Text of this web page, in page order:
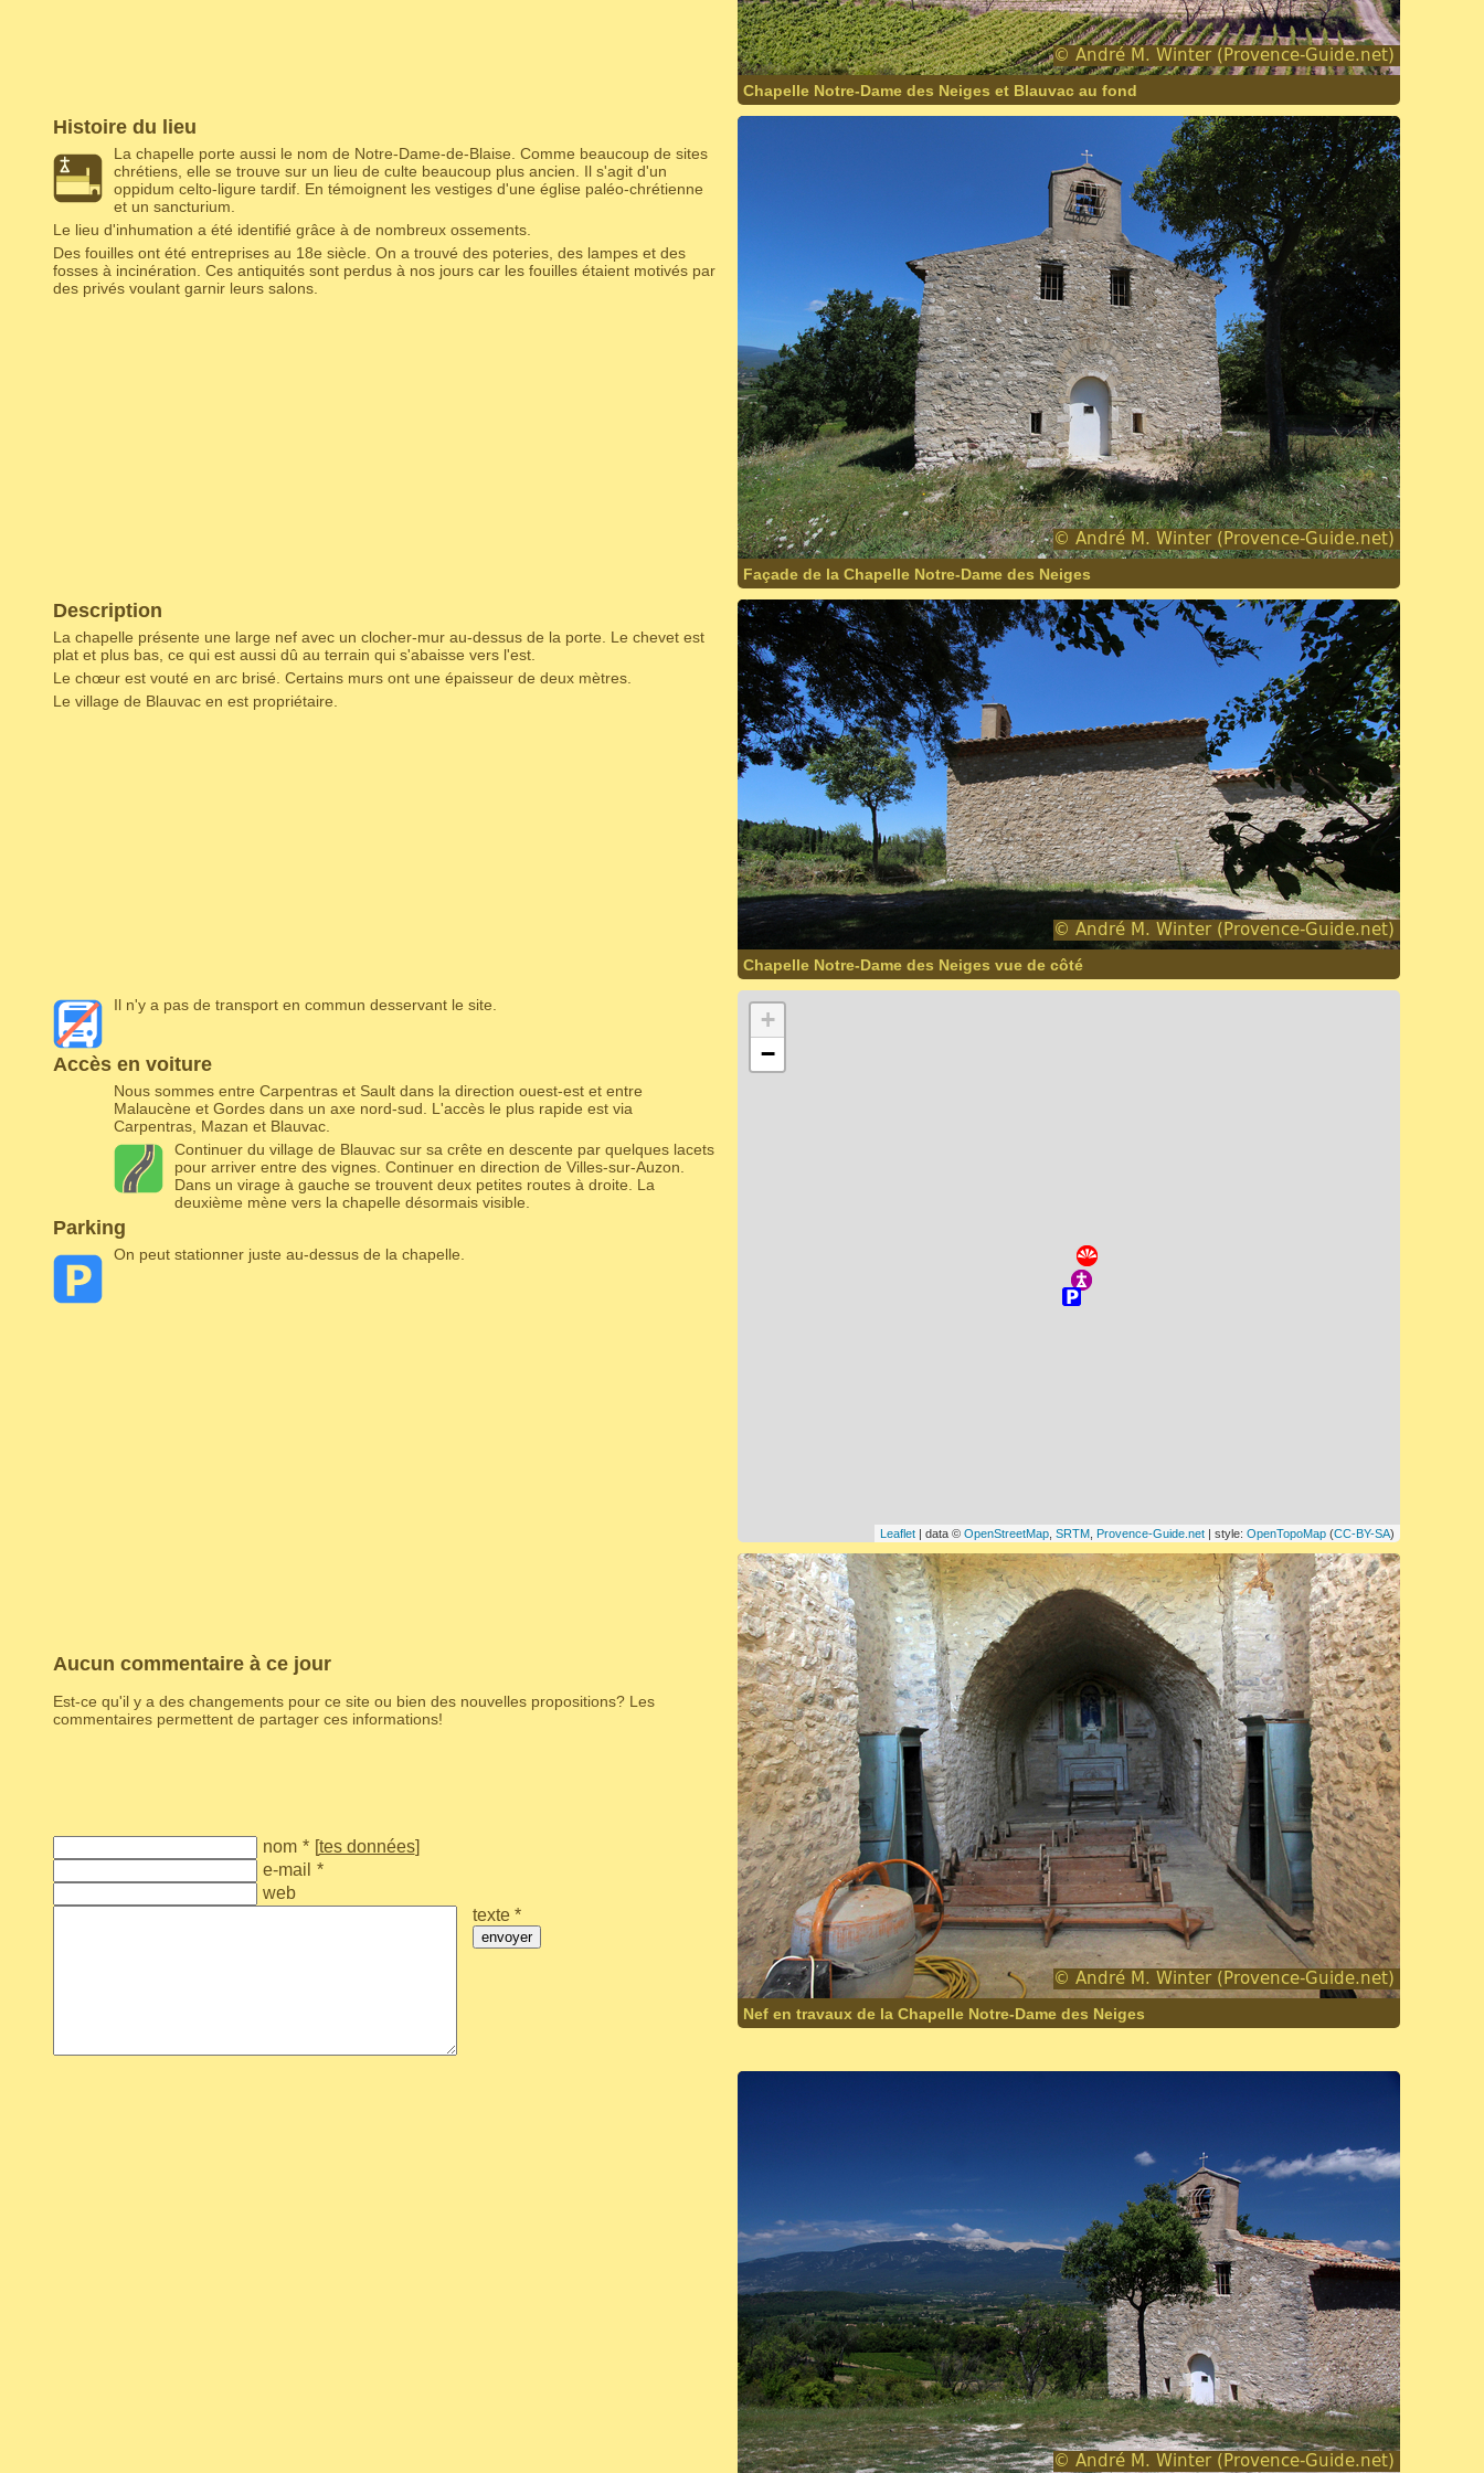
Chapelle Notre-Dame des Neiges et Blauvac au fond
Histoire du lieu
La chapelle porte aussi le nom de Notre-Dame-de-Blaise. Comme beaucoup de sites
chrétiens, elle se trouve sur un lieu de culte beaucoup plus ancien. Il s'agit d'un
oppidum celto-ligure tardif. En témoignent les vestiges d'une église paléo-chrétienne
et un sancturium.
Le lieu d'inhumation a été identifié grâce à de nombreux ossements.
Des fouilles ont été entreprises au 18e siècle. On a trouvé des poteries, des lampes et des
fosses à incinération. Ces antiquités sont perdus à nos jours car les fouilles étaient motivés par
des privés voulant garnir leurs salons.
Façade de la Chapelle Notre-Dame des Neiges
Description
La chapelle présente une large nef avec un clocher-mur au-dessus de la porte. Le chevet est
plat et plus bas, ce qui est aussi dû au terrain qui s'abaisse vers l'est.
Le chœur est vouté en arc brisé. Certains murs ont une épaisseur de deux mètres.
Le village de Blauvac en est propriétaire.
Chapelle Notre-Dame des Neiges vue de côté
Il n'y a pas de transport en commun desservant le site.
Accès en voiture
Nous sommes entre Carpentras et Sault dans la direction ouest-est et entre
Malaucène et Gordes dans un axe nord-sud. L'accès le plus rapide est via
Carpentras, Mazan et Blauvac.
Continuer du village de Blauvac sur sa crête en descente par quelques lacets
pour arriver entre des vignes. Continuer en direction de Villes-sur-Auzon.
Dans un virage à gauche se trouvent deux petites routes à droite. La
deuxième mène vers la chapelle désormais visible.
Parking
On peut stationner juste au-dessus de la chapelle.
+
−
Leaflet| data © OpenStreetMap, SRTM, Provence-Guide.net| style: OpenTopoMap(CC-BY-SA)
Aucun commentaire à ce jour
Est-ce qu'il y a des changements pour ce site ou bien des nouvelles propositions? Les
commentaires permettent de partager ces informations!
nom * [tes données]
e-mail *
web
texte *
envoyer
Nef en travaux de la Chapelle Notre-Dame des Neiges